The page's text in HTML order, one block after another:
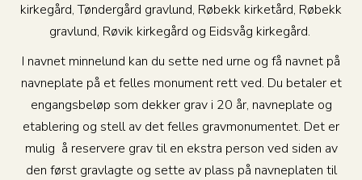
kirkegård, Tøndergård gravlund, Røbekk kirketård, Røbekk
gravlund, Røvik kirkegård og Eidsvåg kirkegård.
I navnet minnelund kan du sette ned urne og få navnet på
navneplate på et felles monument rett ved. Du betaler et
engangsbeløp som dekker grav i 20 år, navneplate og
etablering og stell av det felles gravmonumentet. Det er
mulig å reservere grav til en ekstra person ved siden av
den først gravlagte og sette av plass på navneplaten til